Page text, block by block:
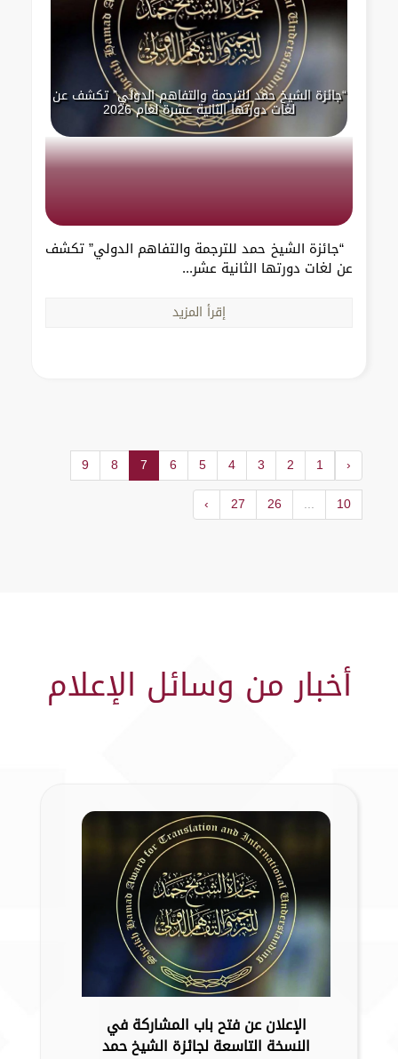
“جائزة الشيخ حمد للترجمة والتفاهم الدولي” تكشف عن
لغات دورتها الثانية عشرة لعام 2026
“جائزة الشيخ حمد للترجمة والتفاهم الدولي” تكشف
عن لغات دورتها الثانية عشر...
إقرأ المزيد
‹
1
2
3
4
5
6
7
8
9
10
...
26
27
›
أخبار من وسائل الإعلام
الإعلان عن فتح باب المشاركة في
النسخة التاسعة لجائزة الشيخ حمد